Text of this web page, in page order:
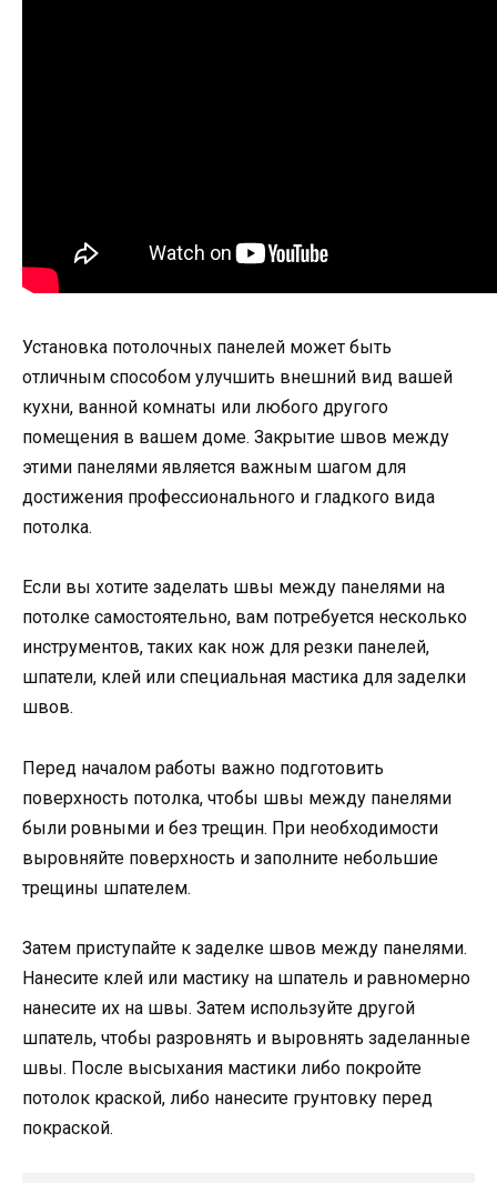
Установка потолочных панелей может быть
отличным способом улучшить внешний вид вашей
кухни, ванной комнаты или любого другого
помещения в вашем доме. Закрытие швов между
этими панелями является важным шагом для
достижения профессионального и гладкого вида
потолка.
Если вы хотите заделать швы между панелями на
потолке самостоятельно, вам потребуется несколько
инструментов, таких как нож для резки панелей,
шпатели, клей или специальная мастика для заделки
швов.
Перед началом работы важно подготовить
поверхность потолка, чтобы швы между панелями
были ровными и без трещин. При необходимости
выровняйте поверхность и заполните небольшие
трещины шпателем.
Затем приступайте к заделке швов между панелями.
Нанесите клей или мастику на шпатель и равномерно
нанесите их на швы. Затем используйте другой
шпатель, чтобы разровнять и выровнять заделанные
швы. После высыхания мастики либо покройте
потолок краской, либо нанесите грунтовку перед
покраской.